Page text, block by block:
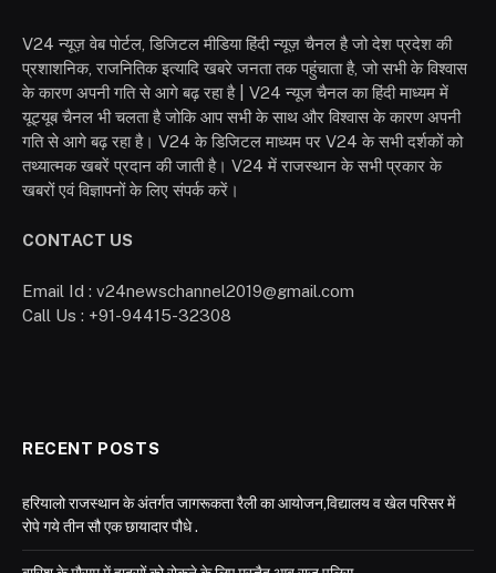
V24 न्यूज़ वेब पोर्टल, डिजिटल मीडिया हिंदी न्यूज़ चैनल है जो देश प्रदेश की
प्रशाशनिक, राजनितिक इत्यादि खबरे जनता तक पहुंचाता है, जो सभी के विश्वास
के कारण अपनी गति से आगे बढ़ रहा है | V24 न्यूज चैनल का हिंदी माध्यम में
यूट्यूब चैनल भी चलता है जोकि आप सभी के साथ और विश्वास के कारण अपनी
गति से आगे बढ़ रहा है। V24 के डिजिटल माध्यम पर V24 के सभी दर्शकों को
तथ्यात्मक खबरें प्रदान की जाती है। V24 में राजस्थान के सभी प्रकार के
खबरों एवं विज्ञापनों के लिए संपर्क करें।
CONTACT US
Email Id : v24newschannel2019@gmail.com
Call Us : +91-94415-32308
RECENT POSTS
हरियालो राजस्थान के अंतर्गत जागरूकता रैली का आयोजन,विद्यालय व खेल परिसर में
रोपे गये तीन सौ एक छायादार पौधे .